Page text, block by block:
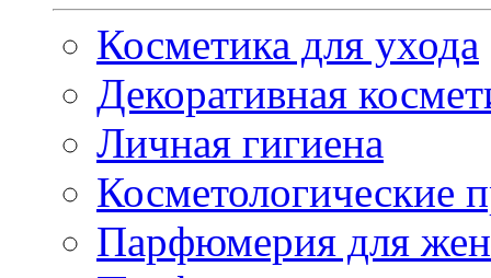
Косметика для ухода
Декоративная
Личная гигиена
Косметологические
Парфюмерия для